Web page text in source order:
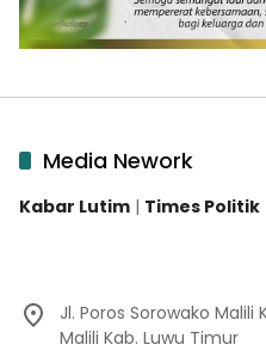
Media Nework
Kabar Lutim | Times Politik
Jl. Poros Sorowako Malili
Malili Kab. Luwu Timur